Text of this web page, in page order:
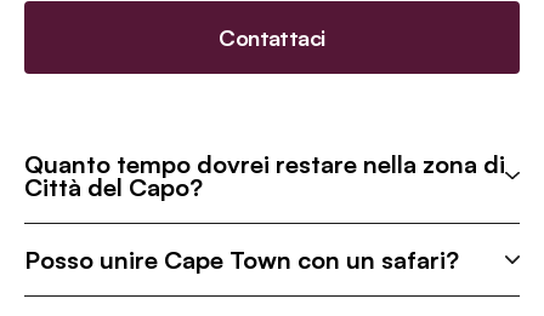
Contattaci
Quanto tempo dovrei restare nella zona di
Città del Capo?
Posso unire Cape Town con un safari?